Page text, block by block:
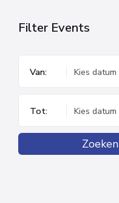
Filter Events
Van:
Tot:
Zoeken